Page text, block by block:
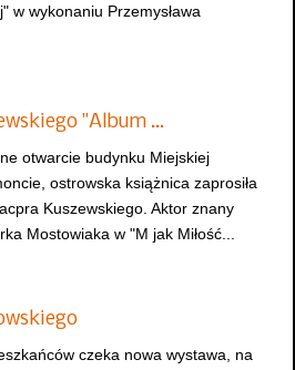
w wykonaniu Przemysława
"Album …
otwarcie budynku Miejskiej
ostrowska książnica zaprosiła
Kuszewskiego. Aktor znany
Mostowiaka w "M jak Miłość...
czeka nowa wystawa, na